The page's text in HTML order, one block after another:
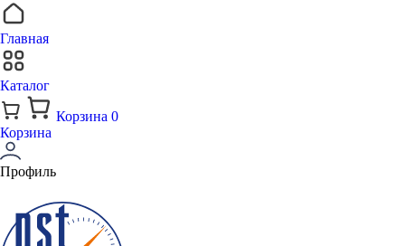
Главная
Каталог
Корзина 0
Корзина
Профиль